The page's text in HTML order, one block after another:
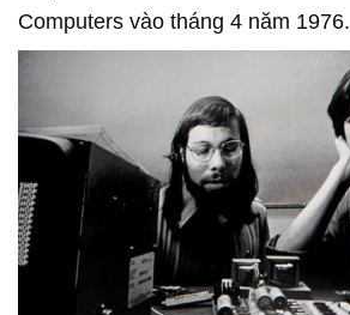
Computers vào tháng 4 năm 1976.